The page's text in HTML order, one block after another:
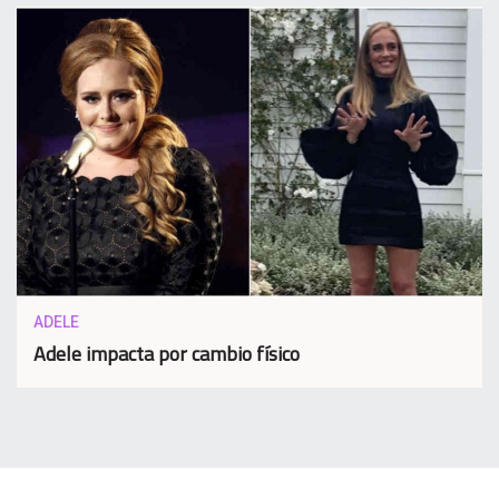
ADELE
Adele impacta por cambio físico